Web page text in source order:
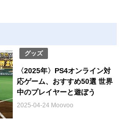
グッズ
〈2025年〉PS4オンライン対
応ゲーム、おすすめ50選 世界
中のプレイヤーと遊ぼう
2025-04-24 Moovoo